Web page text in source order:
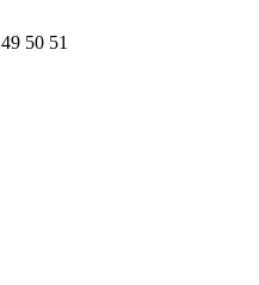
49 50 51